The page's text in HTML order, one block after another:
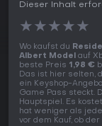
Dieser Inhalt
★★★★★
Wo kaufst du
Albert Model auf
beste Preis 1,98 €
Das ist hier selten,
ein Keyshop-
Game Pass steckt.
Hauptspiel. Es
hat weniger als
vor dem Kauf, ob